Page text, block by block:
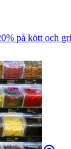
på kött och